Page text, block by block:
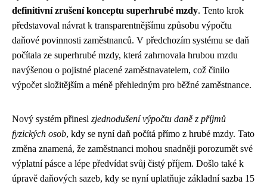
definitivní zrušení konceptu superhrubé mzdy. Tento krok
představoval návrat k transparentnějšímu způsobu výpočtu
daňové povinnosti zaměstnanců. V předchozím systému se daň
počítala ze superhrubé mzdy, která zahrnovala hrubou mzdu
navýšenou o pojistné placené zaměstnavatelem, což činilo
výpočet složitějším a méně přehledným pro běžné zaměstnance.
Nový systém přinesl zjednodušení výpočtu daně z příjmů
fyzických osob, kdy se nyní daň počítá přímo z hrubé mzdy. Tato
změna znamená, že zaměstnanci mohou snadněji porozumět své
výplatní pásce a lépe předvídat svůj čistý příjem. Došlo také k
úpravě daňových sazeb, kdy se nyní uplatňuje základní sazba 15